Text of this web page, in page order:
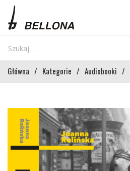
Główna / Kategorie / Audiobooki /